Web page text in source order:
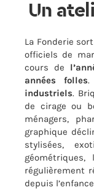
Un
La Fonderie
officiels de
cours de
années folles.
industriels.
de cirage ou
ménagers,
graphique
stylisées,
régulièrement
depuis